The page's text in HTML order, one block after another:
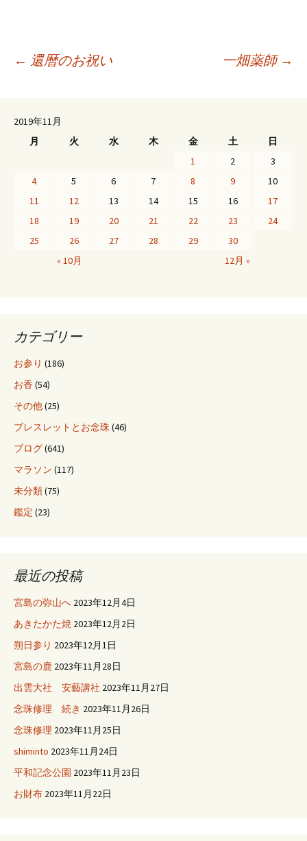
投
稿
ナ
ビ
ゲ
シ
ョ
ン
← 還暦のお祝い 一畑薬師 →
2019年11月
月
火 水 木 金 土
日
1
2
3
4
5 6 7 8 9
10
11
12 13 14 15 16
17
18
19 20 21 22 23
24
25
26 27 28 29
30
« 10月
12月 »
カテゴリー
お参り (186)
お香(54)
その他(25)
ブレスレットとお念珠(46)
ブログ(641)
マラソン (117)
未分類(75)
鑑定 (23)
最近の投稿
宮島の弥山へ 2023年12月4日
あきたかた焼 2023年12月2日
朔日参り 2023年12月1日
宮島の鹿 2023年11月28日
出雲大社 安藝講社 2023年11月27日
念珠修理 続き 2023年11月26日
念珠修理 2023年11月25日
shiminto 2023年11月24日
平和記念公園 2023年11月23日
お財布 2023年11月22日